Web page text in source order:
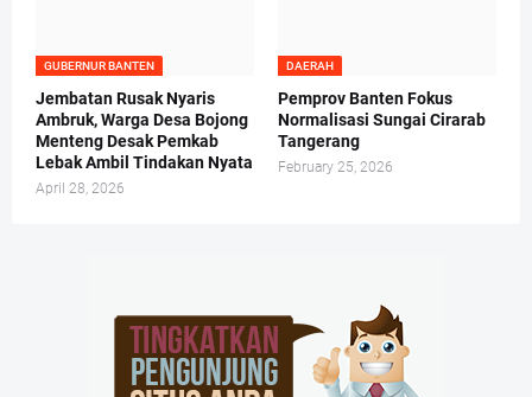
GUBERNUR BANTEN
Jembatan Rusak Nyaris
Ambruk, Warga Desa Bojong
Menteng Desak Pemkab
Lebak Ambil Tindakan Nyata
April 28, 2026
DAERAH
Pemprov Banten Fokus
Normalisasi Sungai Cirarab
Tangerang
February 25, 2026